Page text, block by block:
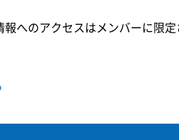
報へのアクセスはメンバーに限